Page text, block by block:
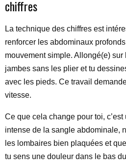
chiffres
La technique des chiffres est
renforcer les abdominaux
mouvement simple. Allongé(e)
jambes sans les plier et tu
avec les pieds. Ce travail
vitesse.
Ce que cela change pour toi,
intense de la sangle abdominale,
les lombaires bien plaquées et
tu sens une douleur dans le bas